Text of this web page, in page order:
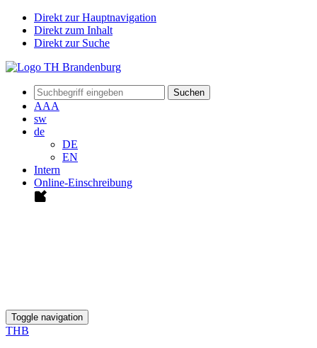
Direkt zur Hauptnavigation
Direkt zum Inhalt
Direkt zur Suche
Suchen
AAA
sw
de
DE
EN
Intern
Online-Einschreibung
Toggle navigation
THB